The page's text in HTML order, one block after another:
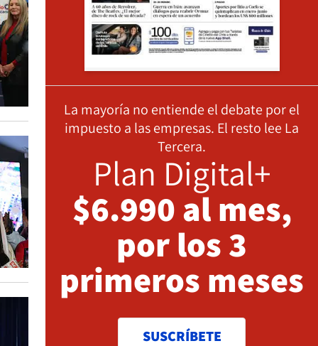
La mayoría no entiende el debate por el
impuesto a las empresas. El resto lee La
Tercera.
Plan Digital+
$6.990 al mes,
por los 3
primeros meses
SUSCRÍBETE